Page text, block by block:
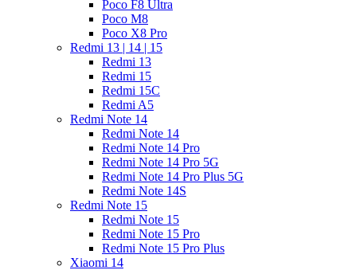
Poco F8 Ultra
Poco M8
Poco X8 Pro
Redmi 13 | 14 | 15
Redmi 13
Redmi 15
Redmi 15C
Redmi A5
Redmi Note 14
Redmi Note 14
Redmi Note 14 Pro
Redmi Note 14 Pro 5G
Redmi Note 14 Pro Plus 5G
Redmi Note 14S
Redmi Note 15
Redmi Note 15
Redmi Note 15 Pro
Redmi Note 15 Pro Plus
Xiaomi 14